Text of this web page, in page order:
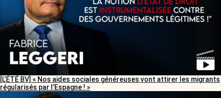
[L’ÉTÉ BV] « Nos aides sociales généreuses vont attirer les migrants
régularisés par l’Espagne ! »